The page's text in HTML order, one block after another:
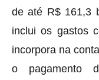
de até R$ 161,3
inclui os gastos
incorpora na
o pagamento